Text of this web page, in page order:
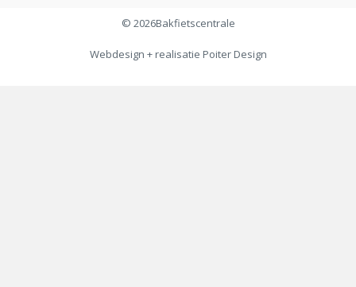
© 2026Bakfietscentrale
Webdesign + realisatie Poiter Design